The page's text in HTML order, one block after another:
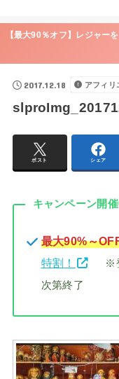
【最大90％オフ】レジャー
2017.12.18 アフィリ
ポスト シェア
キャンペーン開催
最大90%～
特割！
※
次第終了